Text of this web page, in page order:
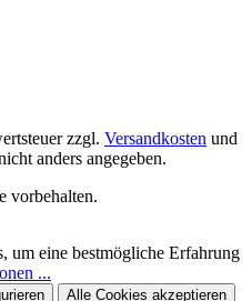
zzgl. Versandkosten und
anders angegeben.
vorbehalten.
um eine bestmögliche Erfahrung
...
Alle Cookies akzeptieren